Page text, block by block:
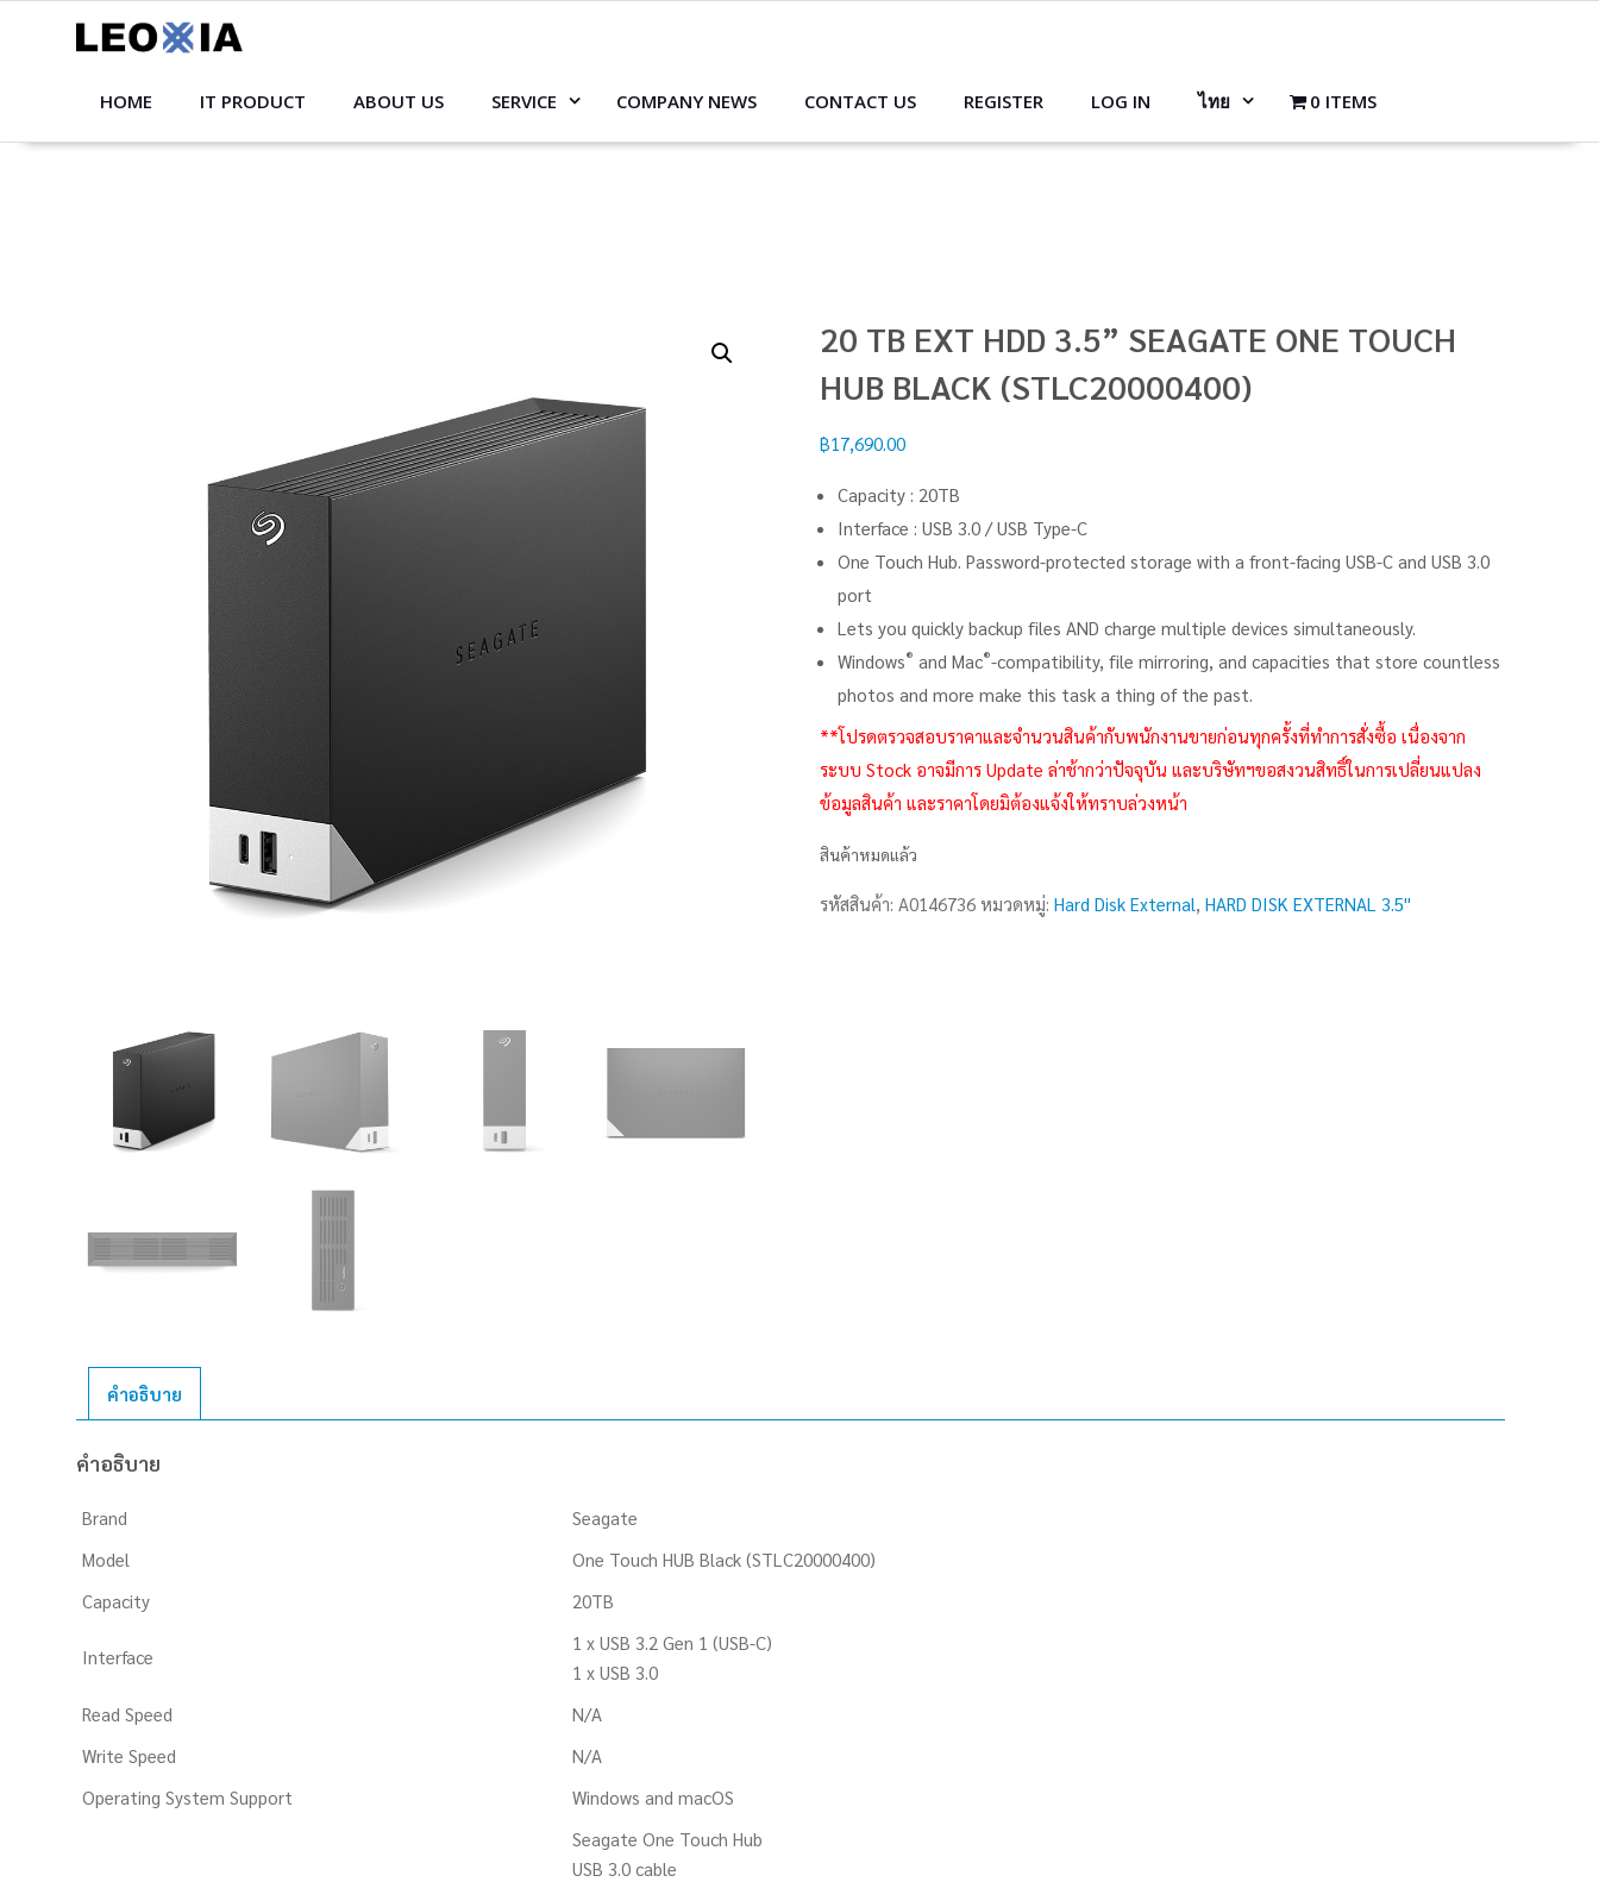
HOME IT PRODUCT ABOUT US SERVICE COMPANY NEWS CONTACT US REGISTER LOG IN ไทย 0 ITEMS
20 TB EXT HDD 3.5” SEAGATE ONE TOUCH
HUB BLACK (STLC20000400)
฿17,690.00
Capacity : 20TB
Interface : USB 3.0 / USB Type-C
One Touch Hub. Password-protected storage with a front-facing USB-C and USB 3.0
port
Lets you quickly backup files AND charge multiple devices simultaneously.
Windows® and Mac®-compatibility, file mirroring, and capacities that store countless
photos and more make this task a thing of the past.
**โปรดตรวจสอบราคาและจำนวนสินค้ากับพนักงานขายก่อนทุกครั้งที่ทำการสั่งซื้อ เนื่องจาก
ระบบ Stock อาจมีการ Update ล่าช้ากว่าปัจจุบัน และบริษัทฯขอสงวนสิทธิ์ในการเปลี่ยนแปลง
ข้อมูลสินค้า และราคาโดยมิต้องแจ้งให้ทราบล่วงหน้า
สินค้าหมดแล้ว
รหัสสินค้า: A0146736 หมวดหมู่: Hard Disk External, HARD DISK EXTERNAL 3.5''
คำอธิบาย
คำอธิบาย
Brand
Seagate
Model
One Touch HUB Black (STLC20000400)
Capacity
20TB
Interface
1 x USB 3.2 Gen 1 (USB-C)
1 x USB 3.0
Read Speed
N/A
Write Speed
N/A
Operating System Support
Windows and macOS
Seagate One Touch Hub
USB 3.0 cable